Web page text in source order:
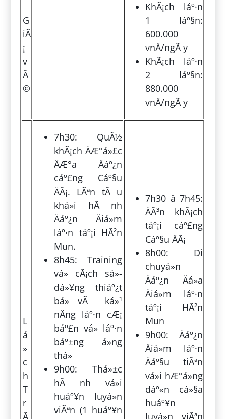
G
iÃ
¡
v
Ã
©
KhÃ¡ch láº·n
1 láº§n:
600.000
vnÄ/ngÃ y
KhÃ¡ch láº·n
2 láº§n:
880.000
vnÄ/ngÃ y
L
á
»
c
h
T
r
Ã
7h30: QuÃ½
khÃ¡ch ÄÆ°á»£c
ÄÆ°a Äáº¿n
cáº£ng Cáº§u
ÄÃ¡. LÃªn tÃ u
khá»i hÃ nh
Äáº¿n Äiá»m
láº·n táº¡i HÃ²n
Mun.
8h45: Training
vá» cÃ¡ch sá»­
dá»¥ng thiáº¿t
bá» vÃ ká»¹
nÄng láº·n cÆ¡
báº£n vá» láº·n
báº±ng á»ng
thá»
9h00: Thá»±c
hÃ nh vá»i
huáº¥n luyá»n
viÃªn (1 huáº¥n
7h30 â 7h45:
ÄÃ³n khÃ¡ch
táº¡i cáº£ng
Cáº§u ÄÃ¡
8h00: Di
chuyá»n
Äáº¿n Äá»a
Äiá»m láº·n
táº¡i HÃ²n
Mun
9h00: Äáº¿n
Äiá»m láº·n
Äáº§u tiÃªn
vá»i hÆ°á»ng
dáº«n cá»§a
huáº¥n
luyá»n viÃªn